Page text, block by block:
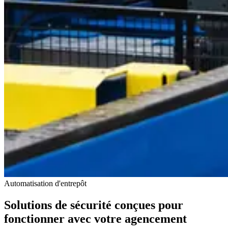
Automatisation d'entrepôt
Solutions de sécurité conçues pour
fonctionner avec votre agencement